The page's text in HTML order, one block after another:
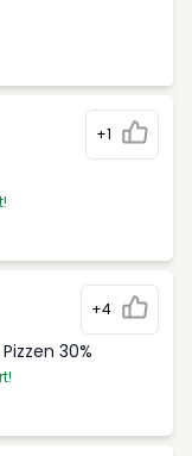
+1
+4
30%